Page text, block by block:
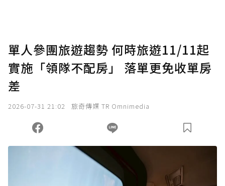
單人參團旅遊趨勢 何時旅遊11/11起
實施「領隊不配房」 落單更免收單房
差
2026-07-31 21:02 旅奇傳媒 TR Omnimedia